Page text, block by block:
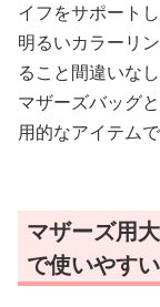
イフをサポートし
明るいカラーリ
ること間違いなし
マザーズバッグ
用的なアイテムで
マザーズ用
で使いやす